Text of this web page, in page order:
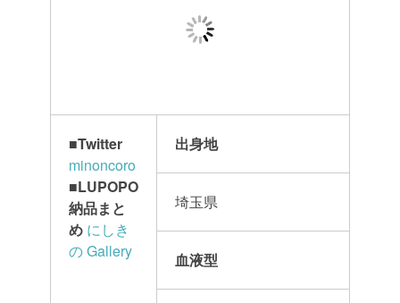
■Twitter
minoncoro
■LUPOPO
納品まと
め にしき
の Gallery
出身地
埼玉県
血液型